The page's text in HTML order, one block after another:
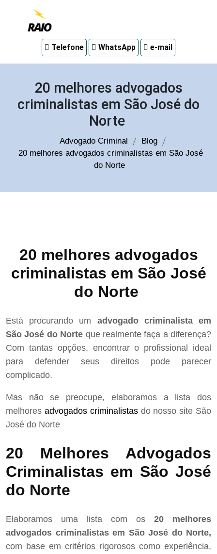
em
Telefone WhatsApp e-mail
20 melhores advogados
criminalistas em São José do
Norte
Advogado Criminal
Blog
20 melhores advogados criminalistas em São José
do Norte
20 melhores advogados
criminalistas em São José
do Norte
Está procurando um advogado criminalista em
São José do Norte que realmente faça a diferença?
Com tantas opções, encontrar o profissional ideal
para defender seus direitos pode parecer
complicado.
Mas não se preocupe, elaboramos a lista dos
melhores advogados criminalistasdo nosso site São
José do Norte
20 Melhores Advogados
Criminalistas em São José
do Norte
Elaboramos uma lista com os 20 melhores
advogados criminalistas em São José do Norte,
com base em critérios rigorosos como experiência,